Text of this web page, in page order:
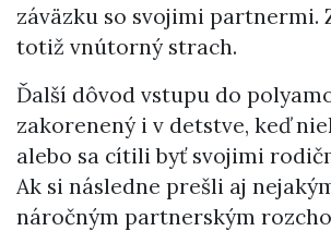
záväzku so svojimi partnermi.
totiž vnútorný strach.
Ďalší dôvod vstupu do
zakorenený i v detstve, keď
alebo sa cítili byť svojimi
Ak si následne prešli aj
náročným partnerským